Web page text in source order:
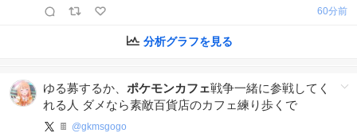
12:42
分析グラフを見る
ゆる募するか、 ポケモンカフェ戦争一緒に参戦してく
れる人 ダメなら素敵百貨店のカフェ練り歩くで
🍫 @gkmsgogo